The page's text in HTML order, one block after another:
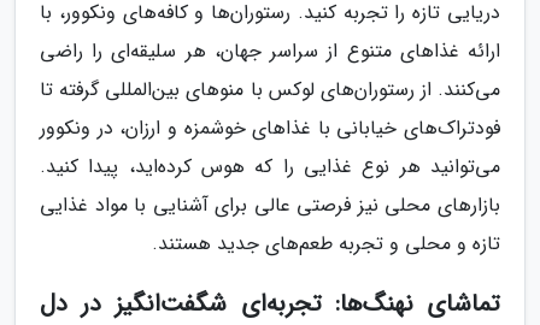
دریایی تازه را تجربه کنید. رستوران‌ها و کافه‌های ونکوور، با
ارائه غذاهای متنوع از سراسر جهان، هر سلیقه‌ای را راضی
می‌کنند. از رستوران‌های لوکس با منوهای بین‌المللی گرفته تا
فودتراک‌های خیابانی با غذاهای خوشمزه و ارزان، در ونکوور
می‌توانید هر نوع غذایی را که هوس کرده‌اید، پیدا کنید.
بازارهای محلی نیز فرصتی عالی برای آشنایی با مواد غذایی
تازه و محلی و تجربه طعم‌های جدید هستند.
تماشای نهنگ‌ها: تجربه‌ای شگفت‌انگیز در دل